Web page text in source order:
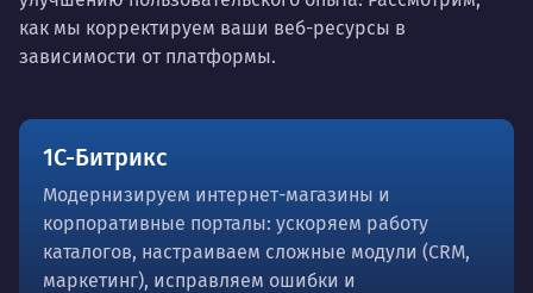
как мы корректируем ваши веб-ресурсы в
зависимости от платформы.
1С-Битрикс
Модернизируем интернет-магазины и
корпоративные порталы: ускоряем работу
каталогов, настраиваем сложные модули (CRM,
маркетинг), исправляем ошибки и